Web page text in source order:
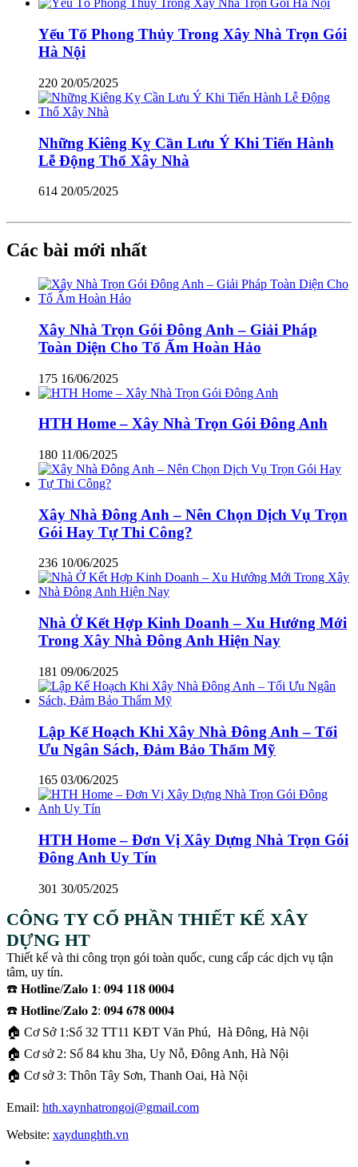
Yếu Tố Phong Thủy Trong Xây Nhà Trọn Gói
Hà Nội
220 20/05/2025
Những Kiêng Kỵ Cần Lưu Ý Khi Tiến Hành
Lễ Động Thổ Xây Nhà
614 20/05/2025
Các bài mới nhất
Xây Nhà Trọn Gói Đông Anh – Giải Pháp
Toàn Diện Cho Tổ Ấm Hoàn Hảo
175 16/06/2025
HTH Home – Xây Nhà Trọn Gói Đông Anh
180 11/06/2025
Xây Nhà Đông Anh – Nên Chọn Dịch Vụ Trọn
Gói Hay Tự Thi Công?
236 10/06/2025
Nhà Ở Kết Hợp Kinh Doanh – Xu Hướng Mới
Trong Xây Nhà Đông Anh Hiện Nay
181 09/06/2025
Lập Kế Hoạch Khi Xây Nhà Đông Anh – Tối
Ưu Ngân Sách, Đảm Bảo Thẩm Mỹ
165 03/06/2025
HTH Home – Đơn Vị Xây Dựng Nhà Trọn Gói
Đông Anh Uy Tín
301 30/05/2025
CÔNG TY CỔ PHẦN THIẾT KẾ XÂY
DỰNG HT
Thiết kế và thi công trọn gói toàn quốc, cung cấp các dịch vụ tận
tâm, uy tín.
☎️ 𝐇𝐨𝐭𝐥𝐢𝐧𝐞/𝐙𝐚𝐥𝐨 𝟏: 𝟎𝟗𝟒 𝟏𝟏𝟖 𝟎𝟎𝟎𝟒
☎️ 𝐇𝐨𝐭𝐥𝐢𝐧𝐞/𝐙𝐚𝐥𝐨 𝟐: 𝟎𝟗𝟒 𝟔𝟕𝟖 𝟎𝟎𝟎𝟒
🏠 Cơ Sở 1:Số 32 TT11 KĐT Văn Phú, Hà Đông, Hà Nội
🏠 Cơ sở 2: Số 84 khu 3ha, Uy Nỗ, Đông Anh, Hà Nội
🏠 Cơ sở 3: Thôn Tây Sơn, Thanh Oai, Hà Nội
Email: hth.xaynhatrongoi@gmail.com
Website: xaydunghth.vn